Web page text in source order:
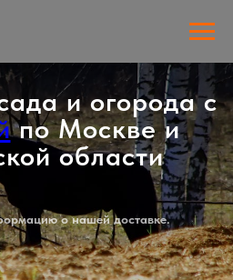
и огорода с
по Москве и
области
о нашей доставке.